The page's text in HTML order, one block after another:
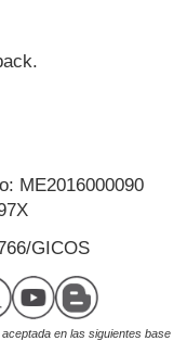
ME2016000090
GICOS
en las siguientes